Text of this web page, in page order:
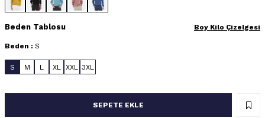
Beden Tablosu Boy Kilo Çizelgesi
Beden : S
S M L XL XXL 3XL
SEPETE EKLE